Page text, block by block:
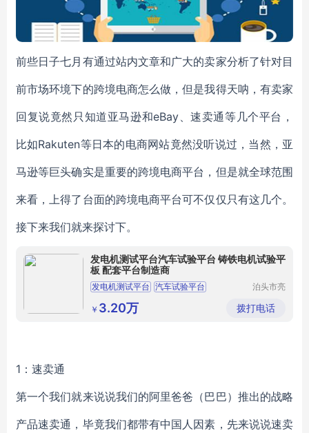
前些日子七月有通过站内文章和广大的卖家分析了针对目
前市场环境下的跨境电商怎么做，但是我得天呐，有卖家
回复说竟然只知道亚马逊和eBay、速卖通等几个平台，
比如Rakuten等日本的电商网站竟然没听说过，当然，亚
马逊等巨头确实是重要的跨境电商平台，但是就全球范围
来看，上得了台面的跨境电商平台可不仅仅只有这几个。
接下来我们就来探讨下。
发电机测试平台汽车试验平台 铸铁电机试验平
板 配套平台制造商
发电机测试平台 汽车试验平台
电机试验平台
泊头市亮
备制造有
限公司
￥ 3.20万 拨打电话
1 ：速卖通
第一个我们就来说说我们的阿里爸爸（巴巴）推出的战略
产品速卖通，毕竟我们都带有中国人因素，先来说说速卖